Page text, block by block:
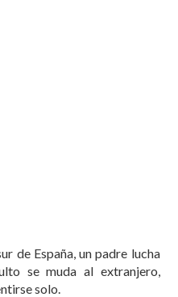
de España, un padre lucha
se muda al extranjero,
solo.